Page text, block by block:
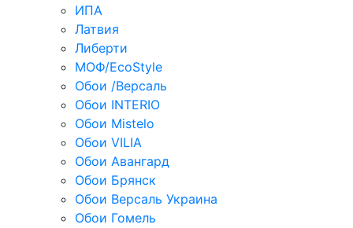
ИПА
Латвия
Либерти
МОФ/EcoStyle
Обои /Версаль
Обои INTERIO
Обои Mistelo
Обои VILIA
Обои Авангард
Обои Брянск
Обои Версаль Украина
Обои Гомель